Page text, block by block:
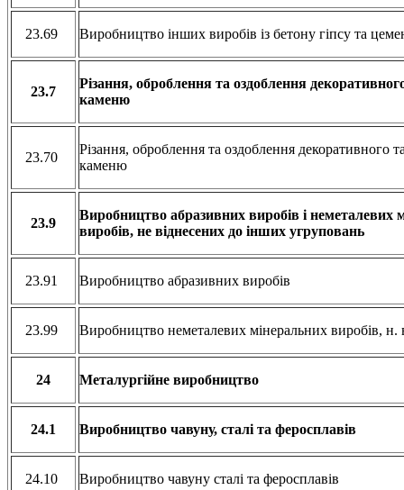
23.69 Виробництво інших виробів із бетону гіпсу та
23.7
Різання, оброблення та оздоблення
каменю
23.70
Різання, оброблення та оздоблення декоративного
каменю
23.9
Виробництво абразивних виробів і неметалевих
виробів, не віднесених до інших угруповань
23.91 Виробництво абразивних виробів
23.99 Виробництво неметалевих мінеральних виробів, н.
24 Металургійне виробництво
24.1 Виробництво чавуну, сталі та феросплавів
24.10 Виробництво чавуну сталі та феросплавів